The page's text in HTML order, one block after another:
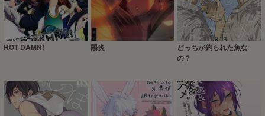
HOT DAMN! 陽炎
どっちが釣られた魚な
の？